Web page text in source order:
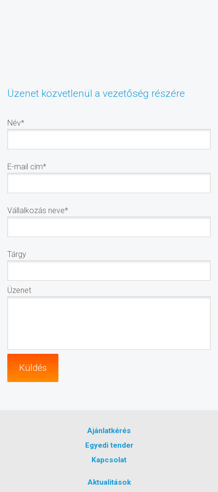
Üzenet közvetlenül a vezetőség részére
Név*
E-mail cím*
Vállalkozás neve*
Tárgy
Üzenet
Küldés
Ajánlatkérés
Egyedi tender
Kapcsolat
Aktualitások